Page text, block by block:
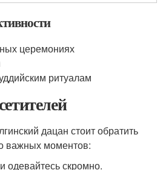
церемониях
ритуалам
дацан стоит обратить
важных моментов:
одевайтесь скромно.